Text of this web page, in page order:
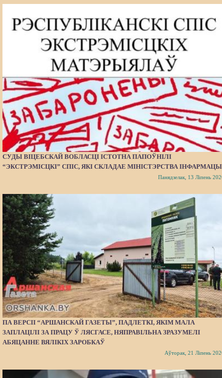
СУДЫ ВІЦЕБСКАЙ ВОБЛАСЦІ ІСТОТНА ПАПОЎНІЛІ
“ЭКСТРЭМІСЦКІ” СПІС, ЯКІ СКЛАДАЕ МІНІСТЭРСТВА
Панядзелак, 13 Ліпень
ПА ВЕРСІІ “АРШАНСКАЙ ГАЗЕТЫ”, ПАДЛЕТКІ, ЯКІМ МАЛА
ЗАПЛАЦІЛІ ЗА ПРАЦУ Ў ЛЯСГАСЕ, НЯПРАВІЛЬНА ЗРАЗУМЕЛІ
АБЯЦАННЕ ВЯЛІКІХ ЗАРОБКАЎ
Аўторак, 21 Ліпень